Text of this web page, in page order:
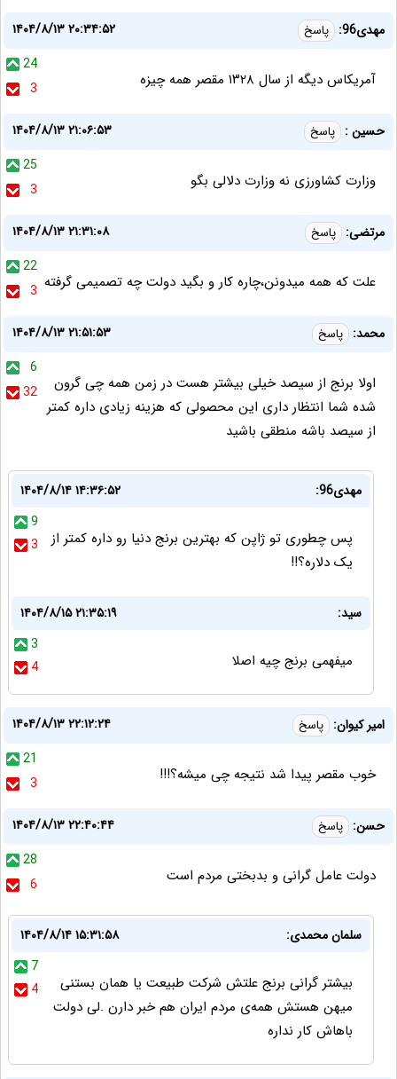
مهدی96: پاسخ
۱۴۰۴/۸/۱۳ ۲۰:۳۴:۵۲
24
3
آمریکاس دیگه از سال ۱۳۲۸ مقصر همه چیزه
حسین : پاسخ
۱۴۰۴/۸/۱۳ ۲۱:۰۶:۵۳
25
3
وزارت کشاورزی نه وزارت دلالی بگو
مرتضی: پاسخ
۱۴۰۴/۸/۱۳ ۲۱:۳۱:۰۸
22
3 علت که همه میدونن،چاره کار و بگید دولت چه تصمیمی گرفته
محمد: پاسخ
۱۴۰۴/۸/۱۳ ۲۱:۵۱:۵۳
6
32
اولا برنج از سیصد خیلی بیشتر هست در زمن همه چی گرون
شده شما انتظار داری این محصولی که هزینه زیادی داره کمتر
از سیصد باشه منطقی باشید
مهدی96:
۱۴۰۴/۸/۱۴ ۱۴:۳۶:۵۲
9
3
پس چطوری تو ژاپن که بهترین برنج دنیا رو داره کمتر از
یک دلاره؟!!
سید:
۱۴۰۴/۸/۱۵ ۲۱:۳۵:۱۹
3
4
میفهمی برنج چیه اصلا
امیر کیوان: پاسخ
۱۴۰۴/۸/۱۳ ۲۲:۱۲:۲۴
21
3
خوب مقصر پیدا شد نتیجه چی میشه؟!!!
حسن: پاسخ
۱۴۰۴/۸/۱۳ ۲۲:۴۰:۴۴
28
6
دولت عامل گرانی و بدبختی مردم است
سلمان محمدی:
۱۴۰۴/۸/۱۴ ۱۵:۳۱:۵۸
7
4
بیشتر گرانی برنج علتش شرکت طبیعت یا همان بستنی
میهن هستش همه‌ی مردم ایران هم خبر دارن .لی دولت
باهاش کار نداره